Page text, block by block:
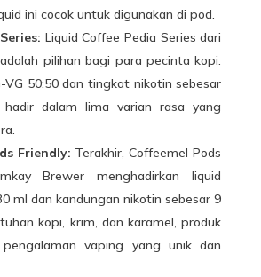
ini cocok untuk digunakan di pod.
Liquid Coffee Pedia Series dari
pilihan bagi para pecinta kopi.
VG 50:50 dan tingkat nikotin sebesar
dalam lima varian rasa yang
Friendly: Terakhir, Coffeemel Pods
Brewer menghadirkan liquid
ml dan kandungan nikotin sebesar 9
kopi, krim, dan karamel, produk
vaping yang unik dan